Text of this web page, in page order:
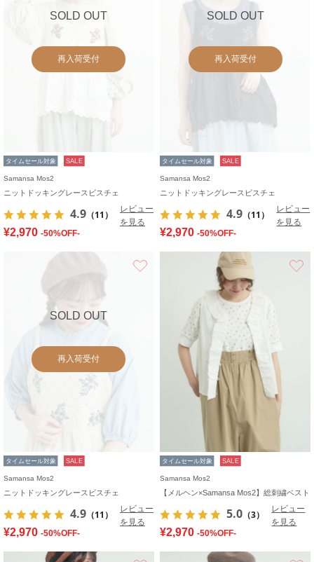
SOLD OUT
再入荷受付
タイムセール対象 SALE
Samansa Mos2
ニットドッキングレースビスチェ
4.9 （11）
レビュー
を見る
¥2,970 -50%OFF-
SOLD OUT
再入荷受付
タイムセール対象 SALE
Samansa Mos2
ニットドッキングレースビスチェ
4.9 （11）
レビュー
を見る
¥2,970 -50%OFF-
SOLD OUT
再入荷受付
タイムセール対象 SALE
Samansa Mos2
ニットドッキングレースビスチェ
4.9 （11）
レビュー
を見る
¥2,970 -50%OFF-
タイムセール対象 SALE
Samansa Mos2
【メルヘン×Samansa Mos2】総刺繍ベスト
5.0 （3）
レビュー
を見る
¥2,970 -50%OFF-